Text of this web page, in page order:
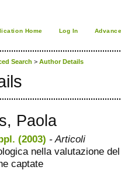
Home Log In
Search > Author Details
Paola
(2003) - Articoli
nella valutazione
captate